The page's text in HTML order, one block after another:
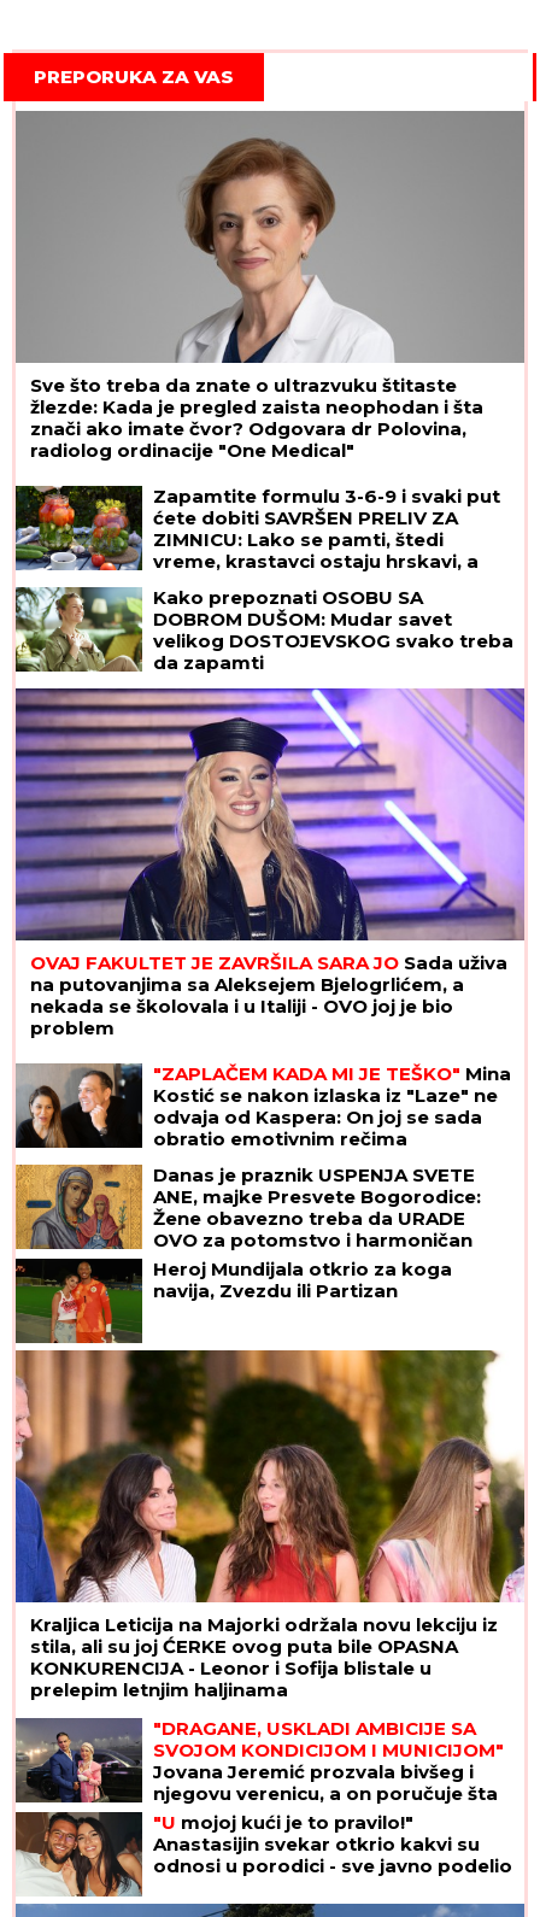
PREPORUKA ZA VAS
Sve što treba da znate o ultrazvuku štitaste
žlezde: Kada je pregled zaista neophodan i šta
znači ako imate čvor? Odgovara dr Polovina,
radiolog ordinacije "One Medical"
DOJAVA O BOMBI NA AUTOBUSKOJ
STANICIDrama u Prištini: Sve vrvi od
policije
ćete dobiti SAVRŠEN PRELIV ZA
ZIMNICU: Lako se pamti, štedi
vreme, krastavci ostaju hrskavi, a
paradajz ne puca
Najpoznatija plavuša na svetu OSTAVILA
HOLIVUDSKE FRAJERE zbog "nemačkog
bankara" teškog 400 miliona! Dve godine se
skrivali, sad su pale maske
DOBROM DUŠOM: Mudar savet
velikog DOSTOJEVSKOG svako treba
da zapamti
"NJU TREBA LEČITI"Marija Kulić se
Zole: Pokazala kakve poruke dobija i
otkrila sve o njihovom odnosu
OVAJ FAKULTET JE ZAVRŠILA SARA JO
Sada uživa
na putovanjima sa Aleksejem Bjelogrlićem, a
nekada se školovala i u Italiji - OVO joj je bio
problem
OD SUPRUGA JE DOŽIVELA NASILJE,
IZGUBILA JE BEBUSaša Popović joj
dao otkaz u "Zvezdama Granda", a
onda je potpuno NESTALA
"ZAPLAČEM KADA MI JE TEŠKO"
odvaja od Kaspera: On joj se sada
obratio emotivnim rečima